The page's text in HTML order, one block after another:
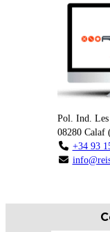
Pol. Ind. Les
08280 Calaf
+34 93